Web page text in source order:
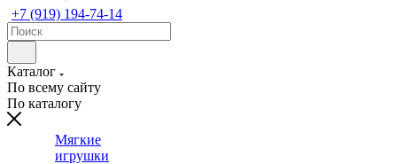
+7 (919) 194-74-14
Каталог
По всему сайту
По каталогу
Мягкие
игрушки